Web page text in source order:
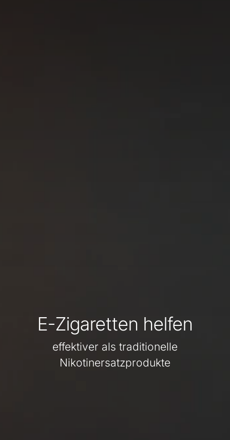
E-Zigaretten helfen
effektiver als traditionelle
Nikotinersatzprodukte